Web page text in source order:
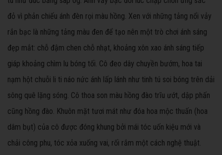
đỏ vì phản chiếu ánh đèn rọi màu hồng. Xen với những tảng nổi vảy
rắn bạc là những tảng màu đen để tạo nên một trò chơi ánh sáng
đẹp mắt: chỗ đậm chen chỗ nhạt, khoảng xôn xao ánh sáng tiếp
giáp khoảng chìm lu bóng tối. Cô đeo dây chuyền bướm, hoa tai
nạm hột chuỗi li ti náo nức ánh lấp lánh như tinh tú soi bóng trên dải
sông quê lặng sóng. Cô thoa son màu hồng đào trĩu ướt, dập phấn
cũng hồng đào. Khuôn mặt tươi mát như đóa hoa mộc thuấn (hoa
dâm bụt) của cô được đóng khung bởi mái tóc uốn kiệu mới và
chải công phu, tóc xỏa xuống vai, rối rắm một cách nghệ thuật.